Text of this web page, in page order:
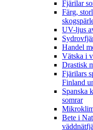
Fjärilar
Färg,
UV-ljus
Handel
Vätska i
Drastisk
Fjärilars
Finland
Spanska
somrar
Bete i